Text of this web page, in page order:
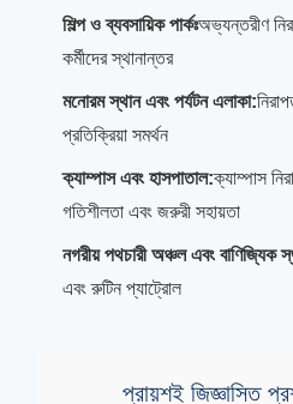
শিল্প ও ব্যবসায়িক পার্কঃঅভ্যন্তরীণ
কর্মীদের স্থানান্তর
মনোরম স্থান এবং পর্যটন এলাকা:
প্রতিক্রিয়া সমর্থন
ক্যাম্পাস এবং হাসপাতাল:ক্যাম্পাস
গতিশীলতা এবং জরুরী সহায়তা
নগরীয় পথচারী অঞ্চল এবং বাণিজ্যিক
এবং রুটিন প্যাট্রোল
প্রায়শই জিজ্ঞাসিত